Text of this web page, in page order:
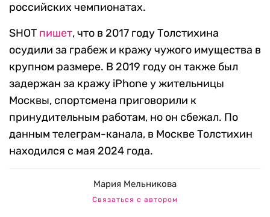
российских чемпионатах.
SHOT пишет, что в 2017 году Толстихина
осудили за грабеж и кражу чужого имущества в
крупном размере. В 2019 году он также был
задержан за кражу iPhone у жительницы
Москвы, спортсмена приговорили к
принудительным работам, но он сбежал. По
данным телеграм-канала, в Москве Толстихин
находился с мая 2024 года.
Мария Мельникова
Связаться с автором